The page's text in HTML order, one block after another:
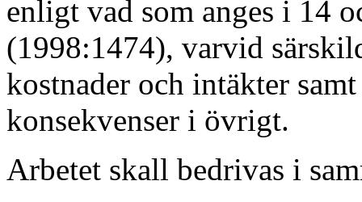
enligt vad som anges i 14
(1998:1474), varvid
kostnader och intäkter
konsekvenser i övrigt.
Arbetet skall bedrivas i